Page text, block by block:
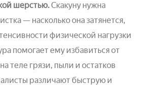
шерстью.Скакуну нужна
— насколько она затянется,
физической нагрузки
помогает ему избавиться от
теле грязи, пыли и остатков
различают быструю и